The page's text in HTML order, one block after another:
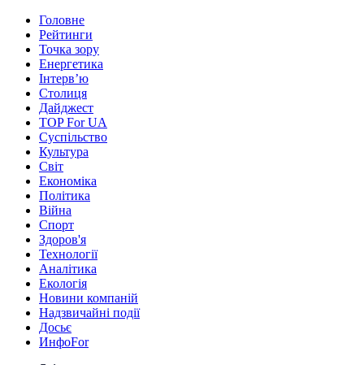
Головне
Рейтинги
Точка зору
Енергетика
Інтерв’ю
Столиця
Дайджест
TOP For UA
Суспiльство
Культура
Світ
Економіка
Політика
Війна
Спорт
Здоров'я
Технології
Аналітика
Екологія
Новини компаній
Надзвичайні події
Досьє
ИнфоFor